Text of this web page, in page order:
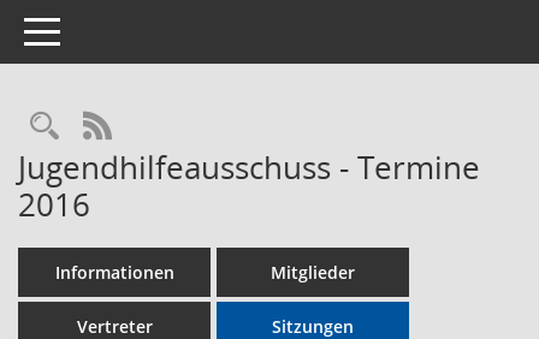
Toggle navigation
Rechercheauswahl
RSS-Feed
Jugendhilfeausschuss - Termine
2016
Informationen Mitglieder
Vertreter Sitzungen